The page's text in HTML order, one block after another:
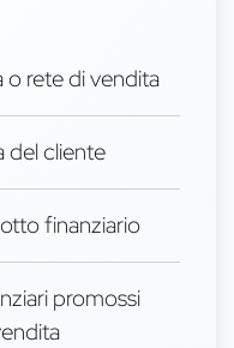
o rete di vendita
del cliente
finanziario
promossi